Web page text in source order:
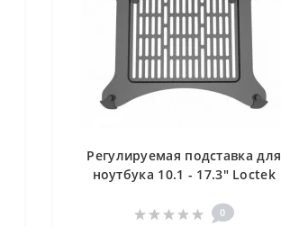
Регулируемая подставка для
ноутбука 10.1 - 17.3" Loctek
0